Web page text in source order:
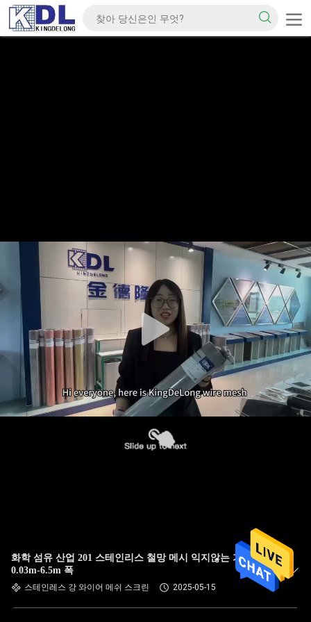
화학 섬유 산업 201 스테인리스 철망 메시 익지않는 가장자리
0.03m-6.5m 폭
스테인레스 강 와이어 메쉬 스크린 2025-05-15